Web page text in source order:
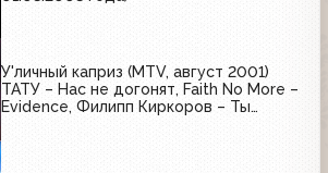
У'личный каприз (MTV, август 2001)
ТАТУ – Нас не догонят, Faith No More –
Evidence, Филипп Киркоров – Ты